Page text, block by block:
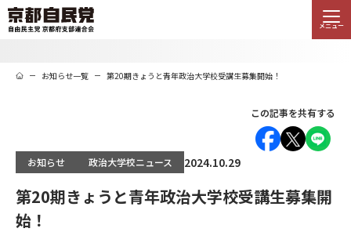
メニュー
お知らせ一覧 第20期きょうと青年政治大学校受講生募集開始！
お知らせ 政治大学校ニュース 2024.10.29
この記事を共有する
第20期きょうと青年政治大学校受講生募集開
始！